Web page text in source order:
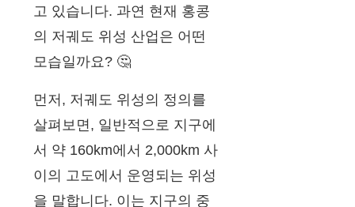
고 있습니다. 과연 현재 홍콩
의 저궤도 위성 산업은 어떤
모습일까요? 🤔
먼저, 저궤도 위성의 정의를
살펴보면, 일반적으로 지구에
서 약 160km에서 2,000km 사
이의 고도에서 운영되는 위성
을 말합니다. 이는 지구의 중